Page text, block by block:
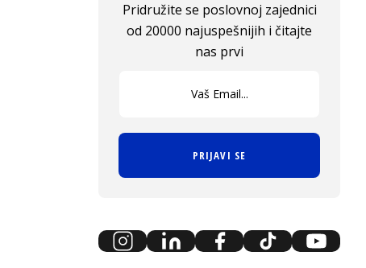
Pridružite se poslovnoj zajednici
od 20000 najuspešnijih i čitajte
nas prvi
PRIJAVI SE